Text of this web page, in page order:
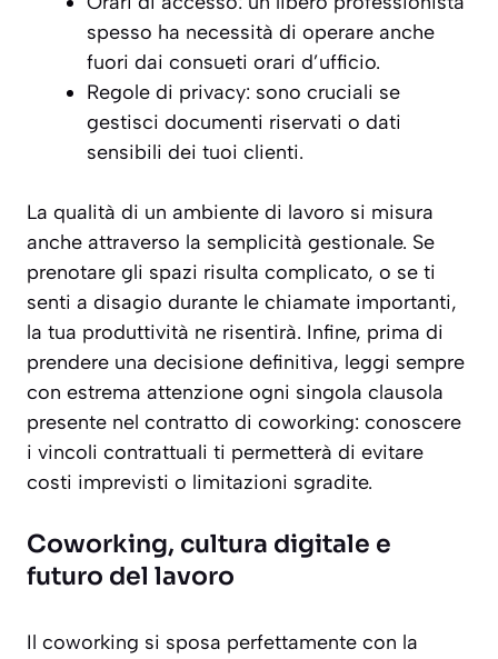
spesso ha necessità di operare anche
fuori dai consueti orari d’ufficio.
Regole di privacy: sono cruciali se
gestisci documenti riservati o dati
sensibili dei tuoi clienti.
La qualità di un ambiente di lavoro si misura
anche attraverso la semplicità gestionale. Se
prenotare gli spazi risulta complicato, o se ti
senti a disagio durante le chiamate importanti,
la tua produttività ne risentirà. Infine, prima di
prendere una decisione definitiva, leggi sempre
con estrema attenzione ogni singola clausola
presente nel contratto di coworking: conoscere
i vincoli contrattuali ti permetterà di evitare
costi imprevisti o limitazioni sgradite.
Coworking, cultura digitale e
futuro del lavoro
Il coworking si sposa perfettamente con la